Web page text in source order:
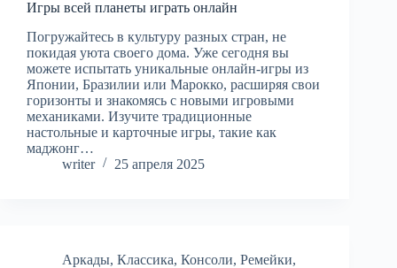
Игры всей планеты играть онлайн
Погружайтесь в культуру разных стран, не
покидая уюта своего дома. Уже сегодня вы
можете испытать уникальные онлайн-игры из
Японии, Бразилии или Марокко, расширяя свои
горизонты и знакомясь с новыми игровыми
механиками. Изучите традиционные
настольные и карточные игры, такие как
маджонг…
writer
25 апреля 2025
Аркады, Классика, Консоли, Ремейки,